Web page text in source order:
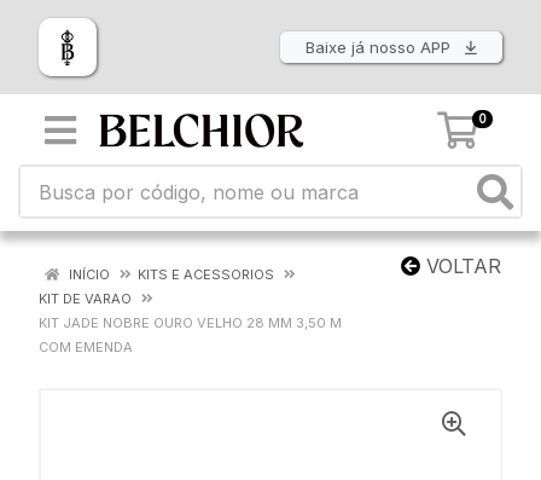
Baixe já nosso APP
0
VOLTAR
INÍCIO
KITS E ACESSORIOS
KIT DE VARAO
KIT JADE NOBRE OURO VELHO 28 MM 3,50 M
COM EMENDA